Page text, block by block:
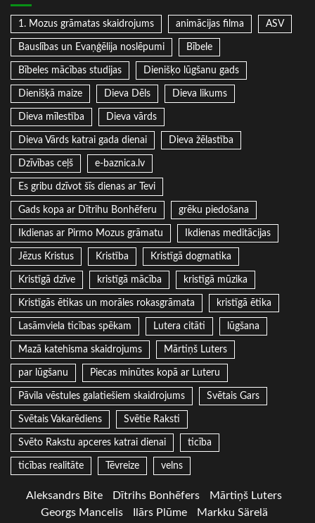
1. Mozus grāmatas skaidrojums animācijas filma ASV
Bauslības un Evaņģēlija noslēpumi Bībele
Bībeles mācības studijas Dienišķo lūgšanu gads
Dienišķā maize Dieva Dēls Dieva likums
Dieva mīlestība Dieva vārds
Dieva Vārds katrai gada dienai Dieva žēlastība
Dzīvības ceļš e-baznica.lv
Es gribu dzīvot šīs dienas ar Tevi
Gads kopa ar Dītrihu Bonhēferu grēku piedošana
Ikdienas ar Pirmo Mozus grāmatu Ikdienas meditācijas
Jēzus Kristus Kristība Kristīgā dogmatika
Kristīgā dzīve kristīgā mācība kristīgā mūzika
Kristīgās ētikas un morāles rokasgrāmata kristīgā ētika
Lasāmviela ticības spēkam Lutera citāti lūgšana
Mazā katehisma skaidrojums Mārtiņš Luters
par lūgšanu Piecas minūtes kopā ar Luteru
Pāvila vēstules galatiešiem skaidrojums Svētais Gars
Svētais Vakarēdiens Svētie Raksti
Svēto Rakstu apceres katrai dienai ticība
ticības realitāte Tēvreize velns
Aleksandrs Bite Dītrihs Bonhēfers
Mārtiņš Luters
Georgs Mancelis
Ilārs Plūme Markku Särelä